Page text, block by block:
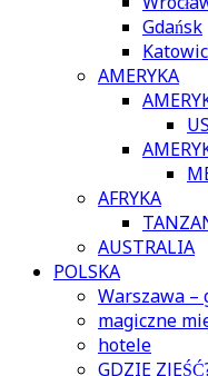
Gdańsk
AMERYKA
AFRYKA
AUSTRALIA
POLSKA
Warszawa –
magiczne
hotele
GDZIE